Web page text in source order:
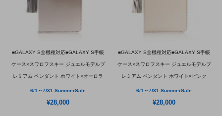
■GALAXY S全機種対応■GALAXY S手帳
ケース×スワロフスキー ジュエルモデルプ
レミアム ペンダント ホワイト×オーロラ
6/1～7/31 SummerSale
¥28,000
■GALAXY S全機種対応■GALAXY S手帳
ケース×スワロフスキー ジュエルモデルプ
レミアム ペンダント ホワイト×ピンク
6/1～7/31 SummerSale
¥28,000